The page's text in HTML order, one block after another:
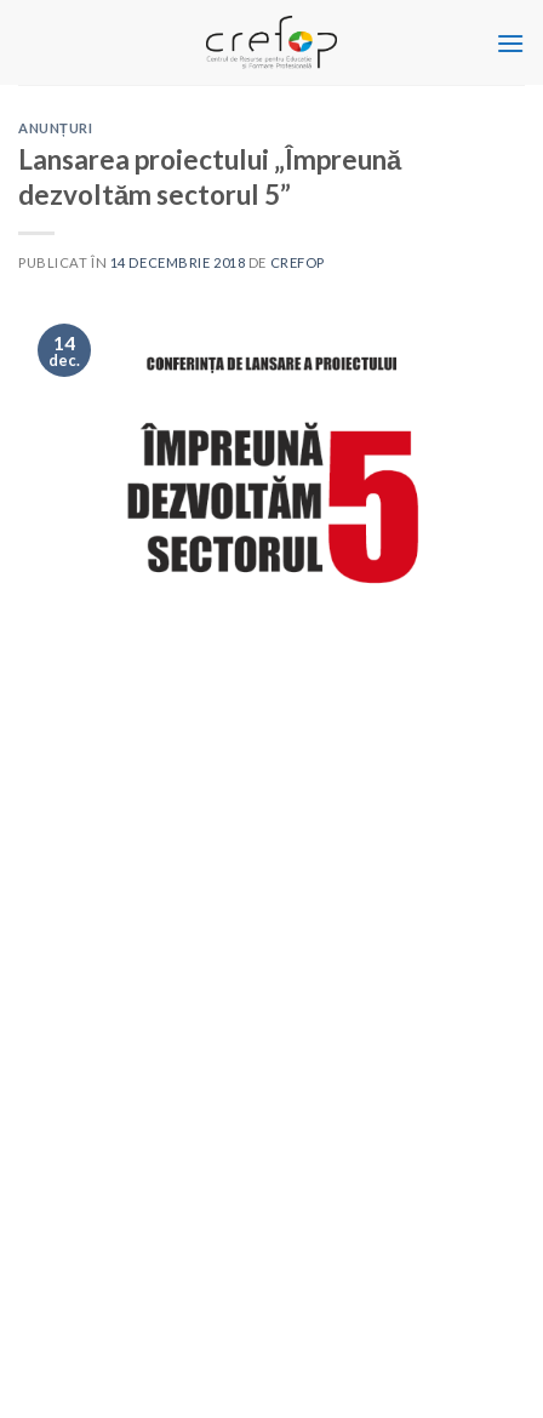
ANUNȚURI
Lansarea proiectului „Împreună
dezvoltăm sectorul 5”
PUBLICAT ÎN 14 DECEMBRIE 2018 DE CREFOP
14
dec.